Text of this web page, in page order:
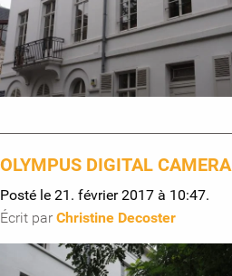
OLYMPUS DIGITAL CAMERA
Posté le 21. février 2017 à 10:47.
Écrit par Christine Decoster